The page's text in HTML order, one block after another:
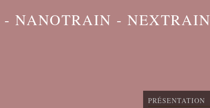
NANOTRAIN - NEXTRAIN
PRÉSENTATION